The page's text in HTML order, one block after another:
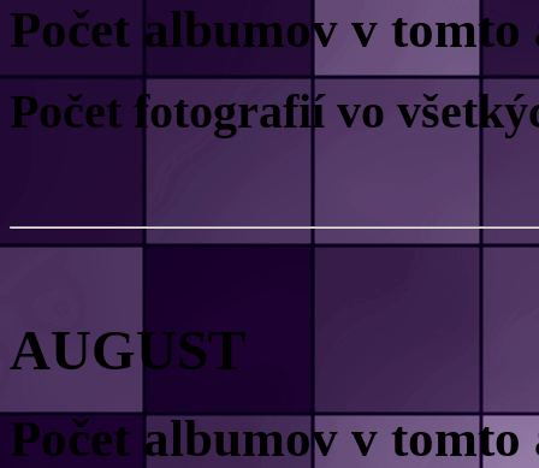
Počet albumov v
Počet fotografií vo
AUGUST
Počet albumov v